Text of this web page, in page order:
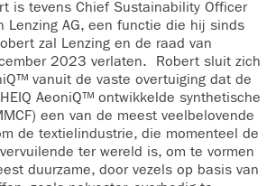
is tevens Chief Sustainability Officer
Lenzing AG, een functie die hij sinds
zal Lenzing en de raad van
2023 verlaten. Robert sluit zich
vanuit de vaste overtuiging dat de
AeoniQ™ ontwikkelde synthetische
een van de meest veelbelovende
de textielindustrie, die momenteel de
ter wereld is, om te vormen
duurzame, door vezels op basis van